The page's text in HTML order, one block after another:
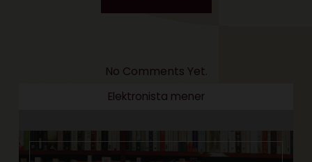
No Comments Yet.
Elektronista mener